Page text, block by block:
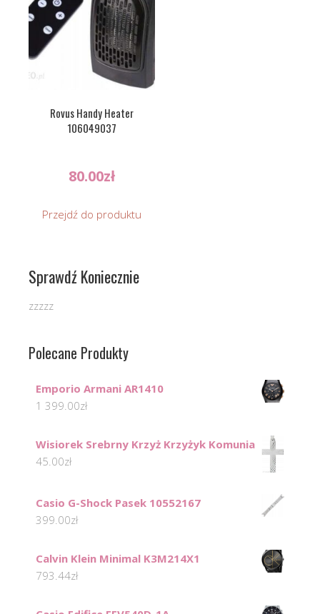
Rovus Handy Heater
106049037
80.00zł
Przejdź do produktu
Sprawdź Koniecznie
zzzzz
Polecane Produkty
Emporio Armani AR1410
1 399.00zł
Wisiorek Srebrny Krzyż Krzyżyk Komunia
45.00zł
Casio G-Shock Pasek 10552167
399.00zł
Calvin Klein Minimal K3M214X1
793.44zł